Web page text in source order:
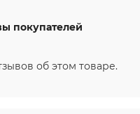
покупателей
об этом товаре.